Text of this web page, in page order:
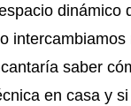
dinámico
intercambiamos
saber
en casa y